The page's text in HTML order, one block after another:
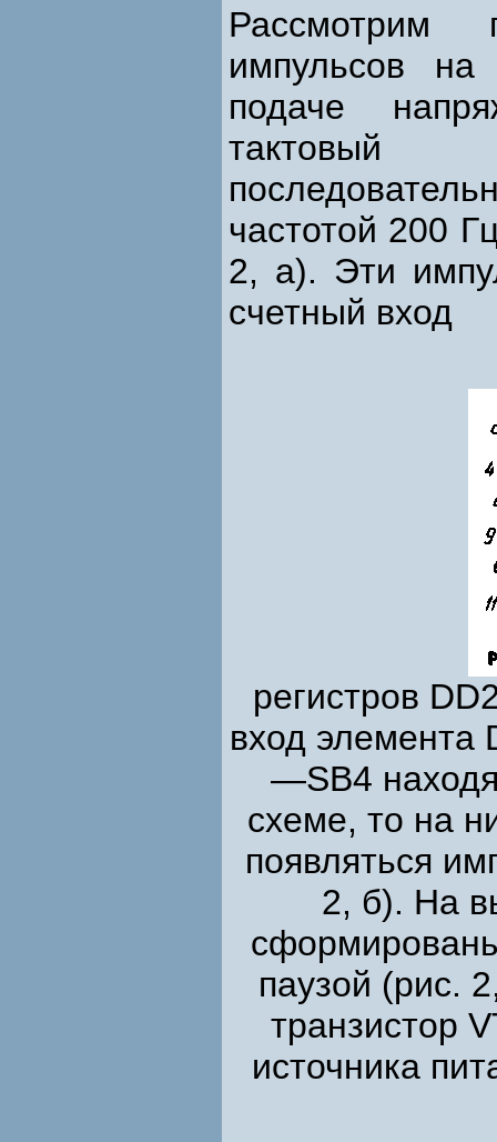
Рассмотрим
импульсов
подаче
тактовый
частотой 200
2, а). Эти
счетный вход
регистров
вход элемента
—SB4
схеме, то на
появляться
2, б). На
паузой (рис.
транзистор
источника